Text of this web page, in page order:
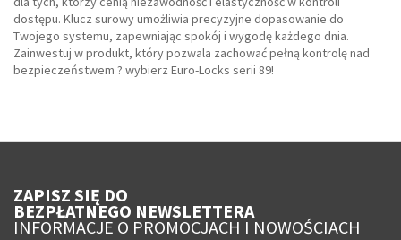
dostępu. Klucz surowy umożliwia precyzyjne dopasowanie do
Twojego systemu, zapewniając spokój i wygodę każdego dnia.
Zainwestuj w produkt, który pozwala zachować pełną kontrolę nad
bezpieczeństwem ? wybierz Euro-Locks serii 89!
ZAPISZ SIĘ DO
BEZPŁATNEGO NEWSLETTERA
INFORMACJE O PROMOCJACH I NOWOŚCIACH